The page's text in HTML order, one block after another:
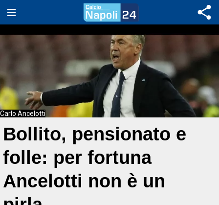
Carlo Ancelotti
Bollito, pensionato e
folle: per fortuna
Ancelotti non è un